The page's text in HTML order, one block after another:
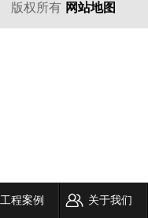
版权所有 网站地图
工程案例 关于我们